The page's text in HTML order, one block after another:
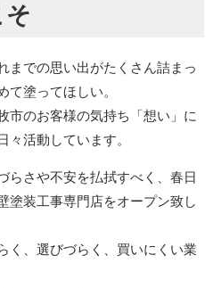
までの思い出がたくさん詰まっ
塗ってほしい。
市のお客様の気持ち「想い」に
々活動しています。
らさや不安を払拭すべく、春日
塗装工事専門店をオープン致し
く、選びづらく、買いにくい業